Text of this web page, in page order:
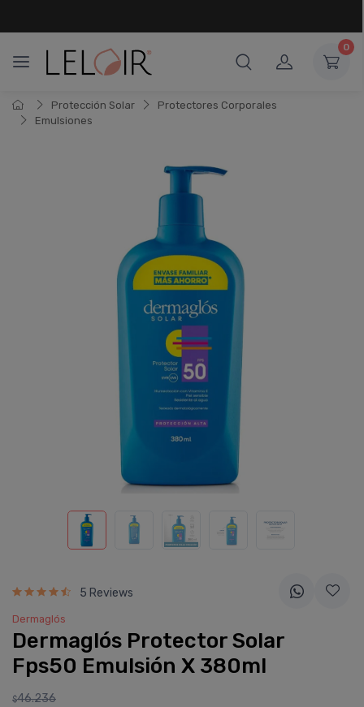
0
Protección Solar
Protectores Corporales
Emulsiones
5 Reviews
Dermaglós
Dermaglós Protector Solar
Fps50 Emulsión X 380ml
$46.236